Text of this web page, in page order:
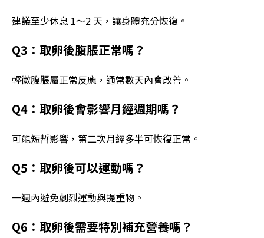
建議至少休息 1～2 天，讓身體充分恢復。
Q3：取卵後腹脹正常嗎？
輕微腹脹屬正常反應，通常數天內會改善。
Q4：取卵後會影響月經週期嗎？
可能短暫影響，第二次月經多半可恢復正常。
Q5：取卵後可以運動嗎？
一週內避免劇烈運動與提重物。
Q6：取卵後需要特別補充營養嗎？